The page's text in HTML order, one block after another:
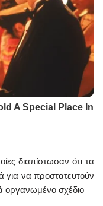
διαπίστωσαν ότι τα
για να προστατευτούν
οργανωμένο σχέδιο